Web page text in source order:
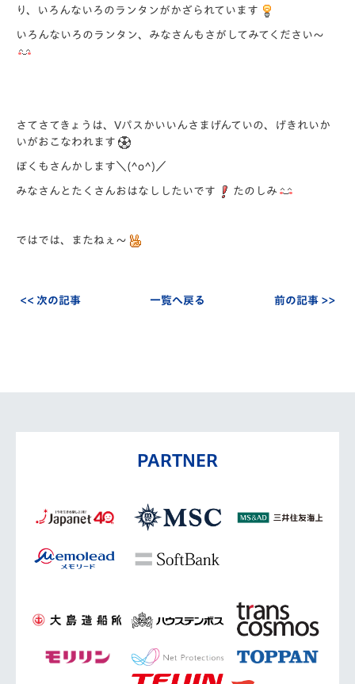
り、いろんないろのランタンがかざられています
いろんないろのランタン、みなさんもさがしてみてください～
さてさてきょうは、Vパスかいいんさまげんていの、げきれいか
いがおこなわれます
ぼくもさんかします＼(^o^)／
みなさんとたくさんおはなししたいです たのしみ
ではでは、またねぇ～
<< 次の記事 一覧へ戻る 前の記事 >>
PARTNER